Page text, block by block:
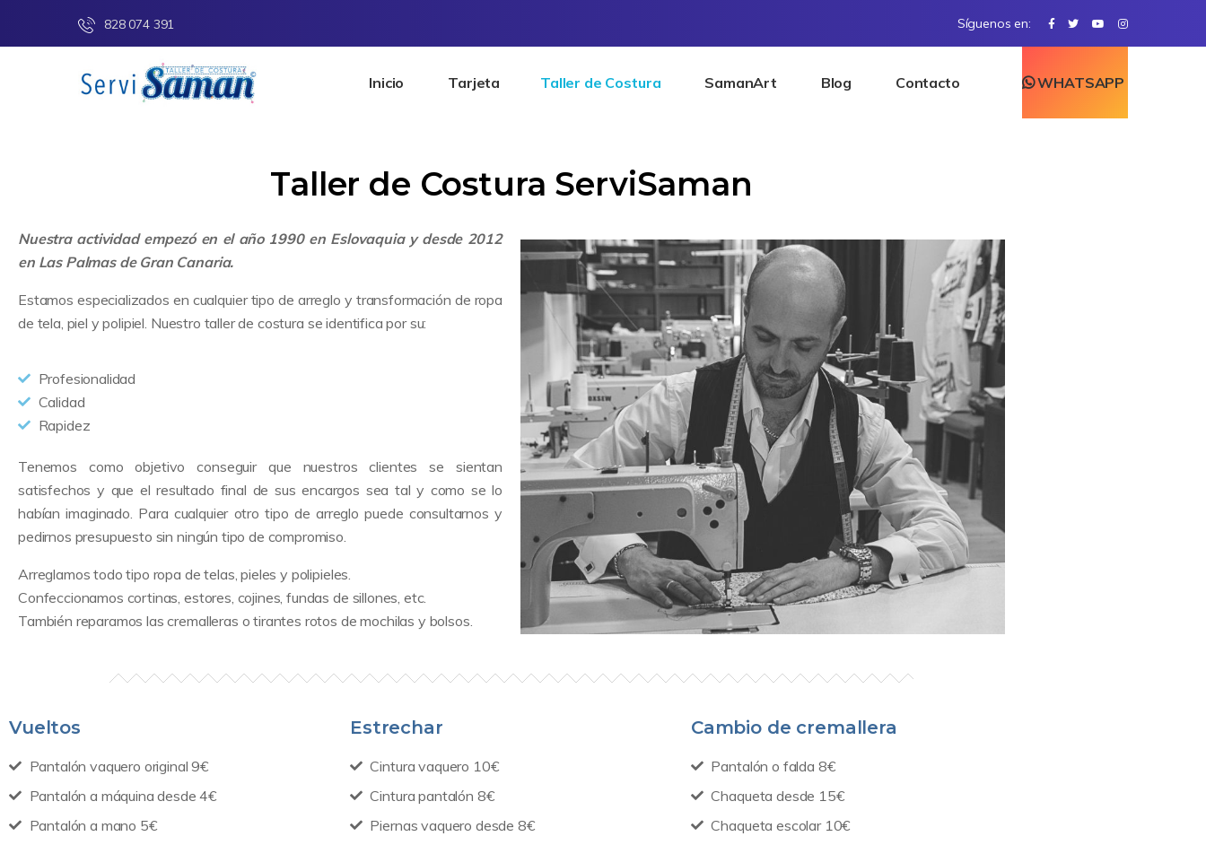
828 074 391 Síguenos en:
Inicio Tarjeta Taller de Costura SamanArt Blog Contacto WHATSAPP
Taller de Costura ServiSaman
Nuestra actividad empezó en el año 1990 en Eslovaquia y desde 2012
en Las Palmas de Gran Canaria.
Estamos especializados en cualquier tipo de arreglo y transformación de ropa
de tela, piel y polipiel. Nuestro taller de costura se identifica por su:
Profesionalidad
Calidad
Rapidez
Tenemos como objetivo conseguir que nuestros clientes se sientan
satisfechos y que el resultado final de sus encargos sea tal y como se lo
habían imaginado. Para cualquier otro tipo de arreglo puede consultarnos y
pedirnos presupuesto sin ningún tipo de compromiso.
Arreglamos todo tipo ropa de telas, pieles y polipieles.
Confeccionamos cortinas, estores, cojines, fundas de sillones, etc.
También reparamos las cremalleras o tirantes rotos de mochilas y bolsos.
Vueltos
Pantalón vaquero original 9€
Pantalón a máquina desde 4€
Pantalón a mano 5€
Estrechar
Cintura vaquero 10€
Cintura pantalón 8€
Piernas vaquero desde 8€
Cambio de cremallera
Pantalón o falda 8€
Chaqueta desde 15€
Chaqueta escolar 10€